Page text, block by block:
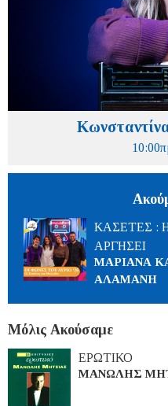
ΚΑΣΕΤΕΣ :
ΑΡΓΗΣΕΙ
ΜΑΡΙΑΝΑ
ΑΛΑΜΑΝΗ
Μόλις Ακούσαμε
ΕΡΩΤΙΚΟ
ΜΑΝΩΛΗΣ